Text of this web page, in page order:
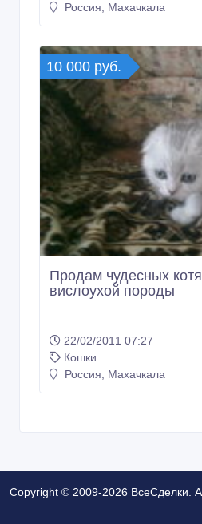
Россия, Махачкала
10 000 руб.
Продам чудесных
вислоухой породы
22/02/2011 07:27
Кошки
Россия, Махачкала
Copyright © 2009-2026 ВсеСделки.